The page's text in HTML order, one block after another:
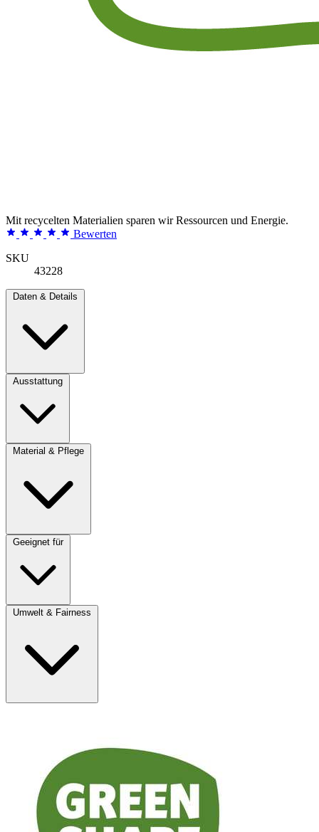
Mit recycelten Materialien sparen wir Ressourcen und Energie.
Bewerten
SKU
43228
Daten & Details
Ausstattung
Material & Pflege
Geeignet für
Umwelt & Fairness